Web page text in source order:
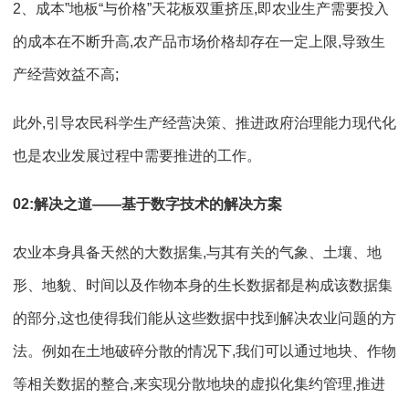
2、成本”地板“与价格”天花板双重挤压,即农业生产需要投入
的成本在不断升高,农产品市场价格却存在一定上限,导致生
产经营效益不高;
此外,引导农民科学生产经营决策、推进政府治理能力现代化
也是农业发展过程中需要推进的工作。
02:解决之道——基于数字技术的解决方案
农业本身具备天然的大数据集,与其有关的气象、土壤、地
形、地貌、时间以及作物本身的生长数据都是构成该数据集
的部分,这也使得我们能从这些数据中找到解决农业问题的方
法。例如在土地破碎分散的情况下,我们可以通过地块、作物
等相关数据的整合,来实现分散地块的虚拟化集约管理,推进